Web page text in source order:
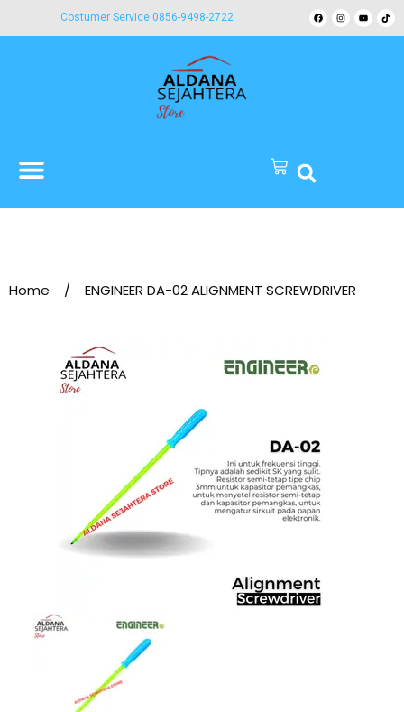
Costumer Service 0856-9498-2722
Home / ENGINEER DA-02 ALIGNMENT SCREWDRIVER